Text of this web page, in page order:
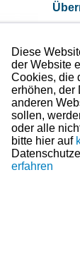
Diese
der Website
Cookies, die
erhöhen, der
anderen
sollen,
oder alle
bitte hier auf
erfahren